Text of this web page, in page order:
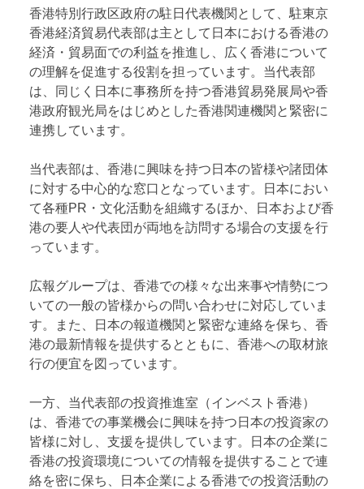
香港特別行政区政府の駐日代表機関として、駐東京
香港経済貿易代表部は主として日本における香港の
経済・貿易面での利益を推進し、広く香港について
の理解を促進する役割を担っています。当代表部
は、同じく日本に事務所を持つ香港貿易発展局や香
港政府観光局をはじめとした香港関連機関と緊密に
連携しています。
当代表部は、香港に興味を持つ日本の皆様や諸団体
に対する中心的な窓口となっています。日本におい
て各種PR・文化活動を組織するほか、日本および香
港の要人や代表団が両地を訪問する場合の支援を行
っています。
広報グループは、香港での様々な出来事や情勢につ
いての一般の皆様からの問い合わせに対応していま
す。また、日本の報道機関と緊密な連絡を保ち、香
港の最新情報を提供するとともに、香港への取材旅
行の便宜を図っています。
一方、当代表部の投資推進室（インベスト香港）
は、香港での事業機会に興味を持つ日本の投資家の
皆様に対し、支援を提供しています。日本の企業に
香港の投資環境についての情報を提供することで連
絡を密に保ち、日本企業による香港での投資活動の